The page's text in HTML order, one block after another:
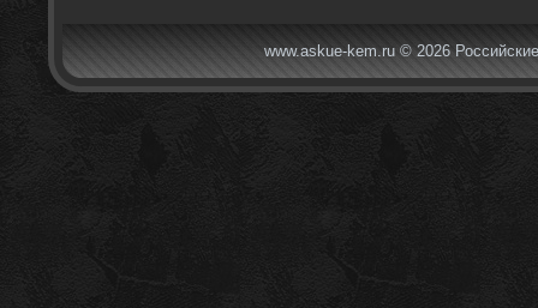
www.askue-kem.ru © 2026